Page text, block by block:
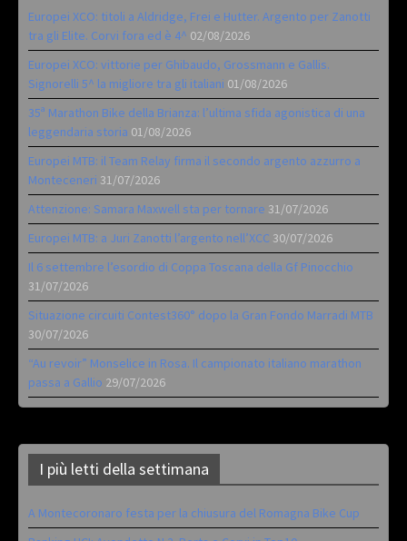
Europei XCO: titoli a Aldridge, Frei e Hutter. Argento per Zanotti
tra gli Elite. Corvi fora ed è 4^ 02/08/2026
Europei XCO: vittorie per Ghibaudo, Grossmann e Gallis.
Signorelli 5^ la migliore tra gli italiani 01/08/2026
35ª Marathon Bike della Brianza: l’ultima sfida agonistica di una
leggendaria storia 01/08/2026
Europei MTB: il Team Relay firma il secondo argento azzurro a
Monteceneri 31/07/2026
Attenzione: Samara Maxwell sta per tornare 31/07/2026
Europei MTB: a Juri Zanotti l’argento nell’XCC 30/07/2026
Il 6 settembre l’esordio di Coppa Toscana della Gf Pinocchio
31/07/2026
Situazione circuiti Contest360° dopo la Gran Fondo Marradi MTB
30/07/2026
“Au revoir” Monselice in Rosa. Il campionato italiano marathon
passa a Gallio 29/07/2026
I più letti della settimana
A Montecoronaro festa per la chiusura del Romagna Bike Cup